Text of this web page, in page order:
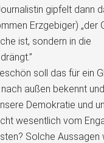
gipfelt dann
Erzgebiger) „der
ist, sondern in die
soll das für ein
außen bekennt
Demokratie und
wesentlich vom
Solche Aussagen